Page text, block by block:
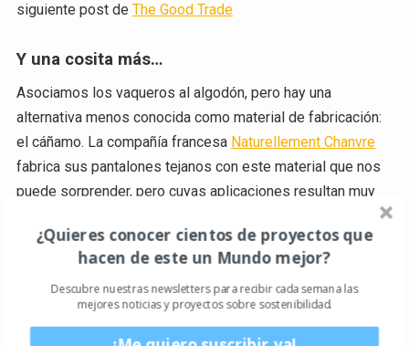
siguiente post de The Good Trade
Y una cosita más…
Asociamos los vaqueros al algodón, pero hay una
alternativa menos conocida como material de fabricación:
el cáñamo. La compañía francesa Naturellement Chanvre
fabrica sus pantalones tejanos con este material que nos
puede sorprender, pero cuyas aplicaciones resultan muy
¿Quieres conocer cientos de proyectos que
hacen de este un Mundo mejor?
Descubre nuestras newsletters para recibir cada semana las
mejores noticias y proyectos sobre sostenibilidad.